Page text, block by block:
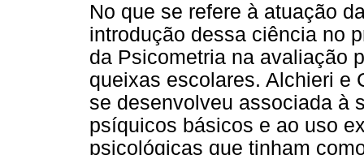
No que se refere à atuação
introdução dessa ciência no
da Psicometria na avaliação
queixas escolares. Alchieri e
se desenvolveu associada à
psíquicos básicos e ao uso
psicológicas que tinham